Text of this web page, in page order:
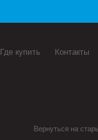
Где купить Контакты
Вернуться на